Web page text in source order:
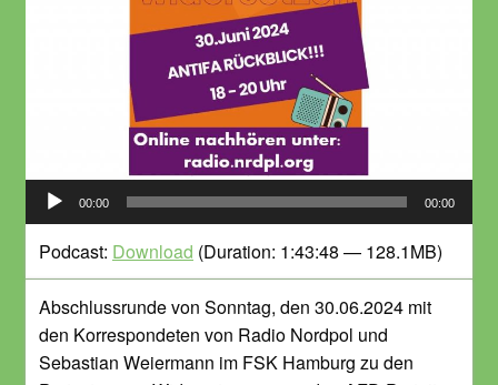
Audio-
Player
00:00 00:00
Podcast: Download (Duration: 1:43:48 — 128.1MB)
Abschlussrunde von Sonntag, den 30.06.2024 mit
den Korrespondeten von Radio Nordpol und
Sebastian Weiermann im FSK Hamburg zu den